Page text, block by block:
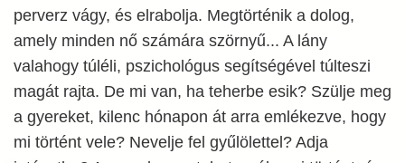
perverz vágy, és elrabolja. Megtörténik a dolog,
amely minden nő számára szörnyű... A lány
valahogy túléli, pszichológus segítségével túlteszi
magát rajta. De mi van, ha teherbe esik? Szülje meg
a gyereket, kilenc hónapon át arra emlékezve, hogy
mi történt vele? Nevelje fel gyűlölettel? Adja